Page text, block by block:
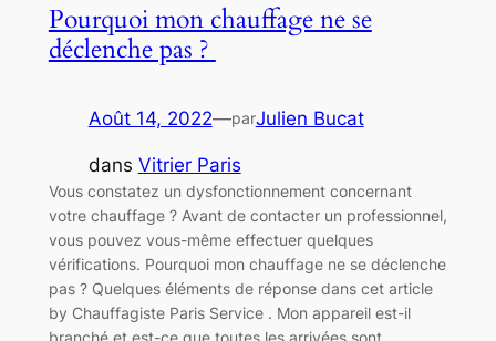
Pourquoi mon chauffage ne se
déclenche pas ?
Août 14, 2022—parJulien Bucat
dans Vitrier Paris
Vous constatez un dysfonctionnement concernant
votre chauffage ? Avant de contacter un professionnel,
vous pouvez vous-même effectuer quelques
vérifications. Pourquoi mon chauffage ne se déclenche
pas ? Quelques éléments de réponse dans cet article
by Chauffagiste Paris Service . Mon appareil est-il